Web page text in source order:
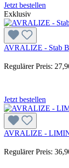
Jetzt bestellen
Exklusiv
AVRALIZE - Stab
Regulärer Preis:
Jetzt bestellen
AVRALIZE -
Regulärer Preis: